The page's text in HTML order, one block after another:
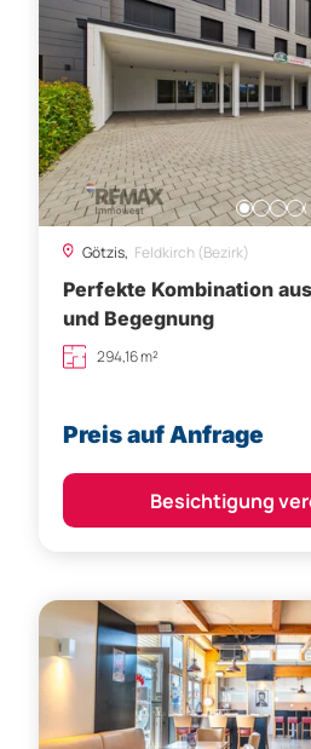
Götzis, Feldkirch (Bezirk)
Perfekte Kombination
und Begegnung
294,16 m²
Preis auf Anfrage
Besichtigung